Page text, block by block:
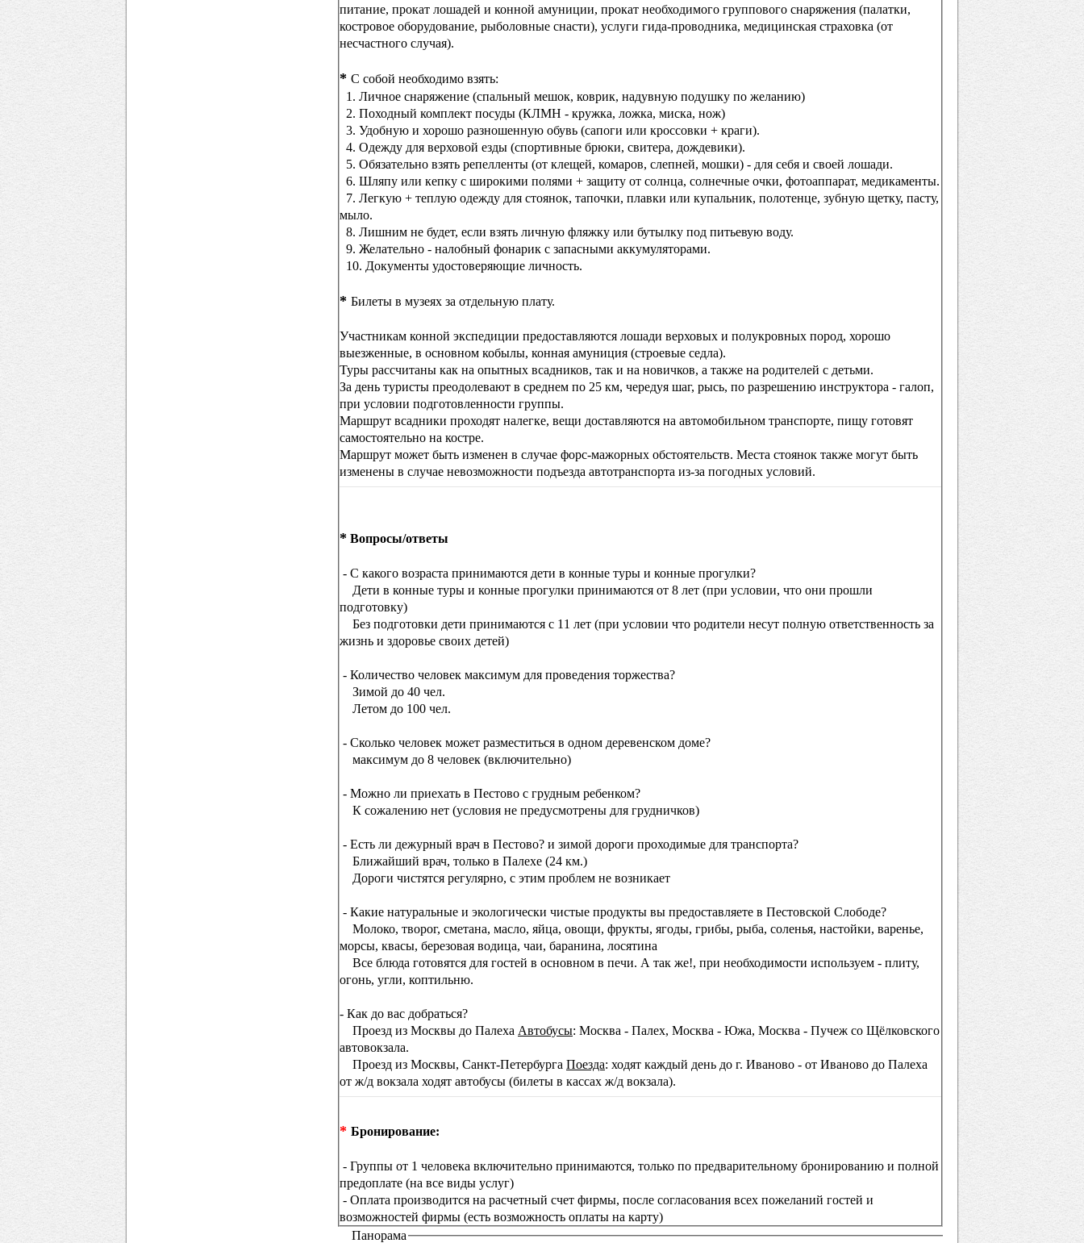
питание, прокат лошадей и конной амуниции, прокат необходимого группового снаряжения (палатки,
костровое оборудование, рыболовные снасти), услуги гида-проводника, медицинская страховка (от
несчастного случая).
* С собой необходимо взять:
1. Личное снаряжение (спальный мешок, коврик, надувную подушку по желанию)
2. Походный комплект посуды (КЛМН - кружка, ложка, миска, нож)
3. Удобную и хорошо разношенную обувь (сапоги или кроссовки + краги).
4. Одежду для верховой езды (спортивные брюки, свитера, дождевики).
5. Обязательно взять репелленты (от клещей, комаров, слепней, мошки) - для себя и своей лошади.
6. Шляпу или кепку с широкими полями + защиту от солнца, солнечные очки, фотоаппарат, медикаменты.
7. Легкую + теплую одежду для стоянок, тапочки, плавки или купальник, полотенце, зубную щетку, пасту,
мыло.
8. Лишним не будет, если взять личную фляжку или бутылку под питьевую воду.
9. Желательно - налобный фонарик с запасными аккумуляторами.
10. Документы удостоверяющие личность.
* Билеты в музеях за отдельную плату.
Участникам конной экспедиции предоставляются лошади верховых и полукровных пород, хорошо
выезженные, в основном кобылы, конная амуниция (строевые седла).
Туры рассчитаны как на опытных всадников, так и на новичков, а также на родителей с детьми.
За день туристы преодолевают в среднем по 25 км, чередуя шаг, рысь, по разрешению инструктора - галоп,
при условии подготовленности группы.
Маршрут всадники проходят налегке, вещи доставляются на автомобильном транспорте, пищу готовят
самостоятельно на костре.
Маршрут может быть изменен в случае форс-мажорных обстоятельств. Места стоянок также могут быть
изменены в случае невозможности подъезда автотранспорта из-за погодных условий.
* Вопросы/ответы
- С какого возраста принимаются дети в конные туры и конные прогулки?
Дети в конные туры и конные прогулки принимаются от 8 лет (при условии, что они прошли
подготовку)
Без подготовки дети принимаются с 11 лет (при условии что родители несут полную ответственность за
жизнь и здоровье своих детей)
- Количество человек максимум для проведения торжества?
Зимой до 40 чел.
Летом до 100 чел.
- Сколько человек может разместиться в одном деревенском доме?
максимум до 8 человек (включительно)
- Можно ли приехать в Пестово с грудным ребенком?
К сожалению нет (условия не предусмотрены для грудничков)
- Есть ли дежурный врач в Пестово? и зимой дороги проходимые для транспорта?
Ближайший врач, только в Палехе (24 км.)
Дороги чистятся регулярно, с этим проблем не возникает
- Какие натуральные и экологически чистые продукты вы предоставляете в Пестовской Слободе?
Молоко, творог, сметана, масло, яйца, овощи, фрукты, ягоды, грибы, рыба, соленья, настойки, варенье,
морсы, квасы, березовая водица, чаи, баранина, лосятина
Все блюда готовятся для гостей в основном в печи. А так же!, при необходимости используем - плиту,
огонь, угли, коптильню.
- Как до вас добраться?
Проезд из Москвы до Палеха Автобусы: Москва - Палех, Москва - Южа, Москва - Пучеж со Щёлковского
автовокзала.
Проезд из Москвы, Санкт-Петербурга Поезда: ходят каждый день до г. Иваново - от Иваново до Палеха
от ж/д вокзала ходят автобусы (билеты в кассах ж/д вокзала).
* Бронирование:
- Группы от 1 человека включительно принимаются, только по предварительному бронированию и полной
предоплате (на все виды услуг)
- Оплата производится на расчетный счет фирмы, после согласования всех пожеланий гостей и
возможностей фирмы (есть возможность оплаты на карту)
Панорама